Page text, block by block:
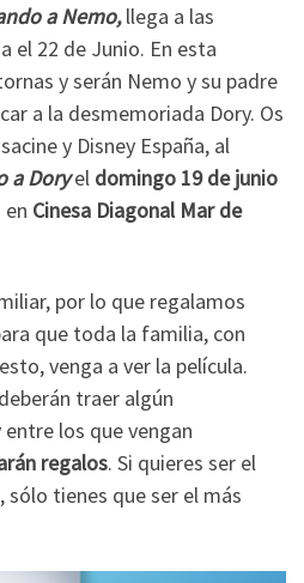
a Nemo,llega a las
el 22 de Junio. En esta
y serán Nemo y su padre
a la desmemoriada Dory. Os
y Disney España, al
a Doryel domingo 19 de junio
Cinesa Diagonal Mar de
por lo que regalamos
que toda la familia, con
venga a ver la película.
traer algún
entre los que vengan
regalos. Si quieres ser el
tienes que ser el más